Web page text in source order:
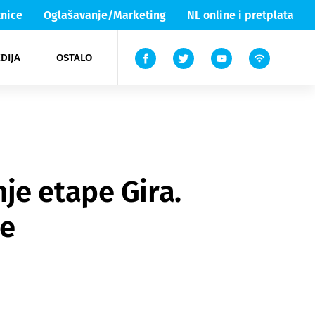
Oglašavanje/Marketing NL online i pretplata
OSTALO
Lika & Senj
TV
etape Gira.